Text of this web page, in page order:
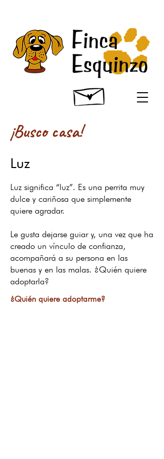
¡Busco casa!
Luz
Luz significa “luz”. Es una perrita muy
dulce y cariñosa que simplemente
quiere agradar.
Le gusta dejarse guiar y, una vez que ha
creado un vínculo de confianza,
acompañará a su persona en las
buenas y en las malas. ¿Quién quiere
adoptarla?
¿Quién quiere adoptarme?